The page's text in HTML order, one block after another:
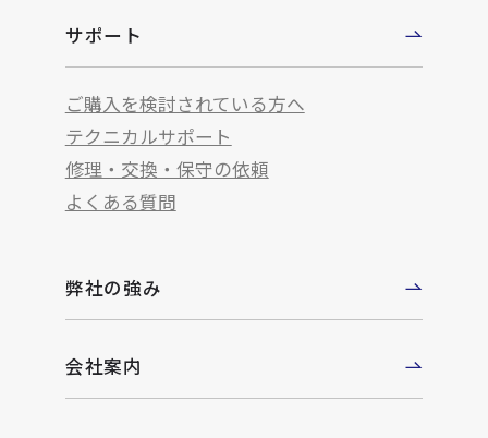
サポート
ご購入を検討されている方へ
テクニカルサポート
修理・交換・保守の依頼
よくある質問
弊社の強み
会社案内